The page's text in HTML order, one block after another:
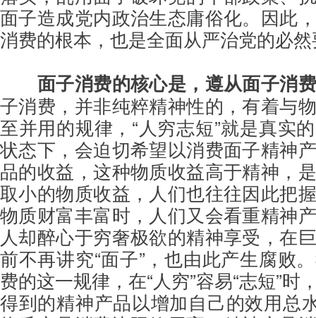
面子造成党内政治生态庸俗化。因此
消费的根本，也是全面从严治党的必
面子消费的核心是，遵从面子消
子消费，并非纯粹精神性的，有着与
至并用的规律，“人穷志短”就是真实
状态下，会迫切希望以消费面子精神
品的收益，这种物质收益高于精神，
取小的物质收益，人们也往往因此把
物质财富丰富时，人们又会看重精神
人却醉心于穷奢极欲的精神享受，在
前不再讲究“面子”，也由此产生腐败
费的这一规律，在“人穷”容易“志短”时
得到的精神产品以增加自己的效用总